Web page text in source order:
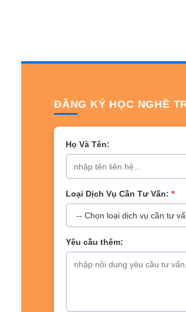
ĐĂNG KÝ HỌC NGHỀ
Họ Và Tên:
Loại Dịch Vụ Cần Tư Vấn: *
Yêu cầu thêm: